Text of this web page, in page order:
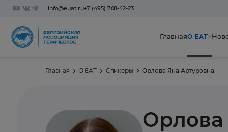
info@euat.ru+7 (495) 708-42-23
ГлавнаяО ЕАТ
Главная О ЕАТ Спикеры Орлова Яна Артуровна
Орлова